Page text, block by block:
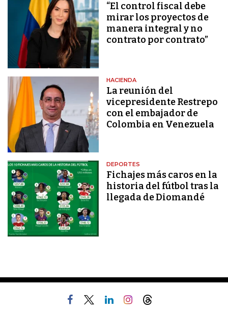
“El control fiscal debe
mirar los proyectos de
manera integral y no
contrato por contrato”
HACIENDA
La reunión del
vicepresidente Restrepo
con el embajador de
Colombia en Venezuela
DEPORTES
Fichajes más caros en la
historia del fútbol tras la
llegada de Diomandé